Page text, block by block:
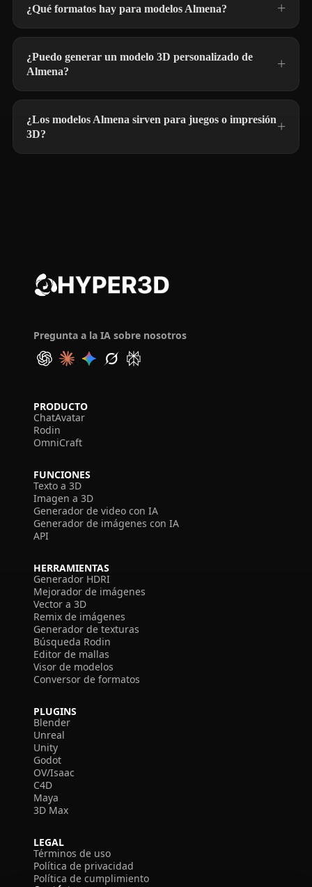
¿Qué formatos hay para modelos Almena?
¿Puedo generar un modelo 3D personalizado de
Almena?
¿Los modelos Almena sirven para juegos o impresión
3D?
Pregunta a la IA sobre nosotros
PRODUCTO
ChatAvatar
Rodin
OmniCraft
FUNCIONES
Texto a 3D
Imagen a 3D
Generador de video con IA
Generador de imágenes con IA
API
HERRAMIENTAS
Generador HDRI
Mejorador de imágenes
Vector a 3D
Remix de imágenes
Generador de texturas
Búsqueda Rodin
Editor de mallas
Visor de modelos
Conversor de formatos
PLUGINS
Blender
Unreal
Unity
Godot
OV/Isaac
C4D
Maya
3D Max
LEGAL
Términos de uso
Política de privacidad
Política de cumplimiento